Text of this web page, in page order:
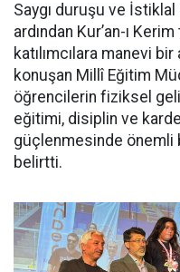
Saygı duruşu ve İstiklal
ardından Kur’an-ı
katılımcılara manevi
konuşan Millî Eğitim
öğrencilerin fiziksel
eğitimi, disiplin ve
güçlenmesinde önemli
belirtti.